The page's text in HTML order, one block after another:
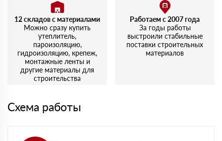
12 складов с материалами
Можно сразу купить
утеплитель,
пароизоляцию,
гидроизоляцию, крепеж,
монтажные ленты и
другие материалы для
строительства
Работаем с 2007 года
За годы работы
выстроили стабильные
поставки строительных
материалов
Схема работы